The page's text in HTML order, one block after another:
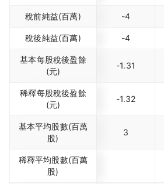
稅前純益(百萬) -4
稅後純益(百萬) -4
基本每股稅後盈餘
(元)
-1.31
稀釋每股稅後盈餘
(元)
-1.32
基本平均股數(百萬
股)
3
稀釋平均股數(百萬
股)